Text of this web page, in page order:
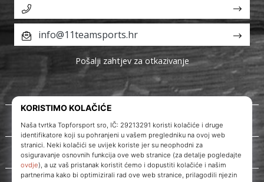
O nama
Korisnička podrška
info@11teamsports.hr
Pošalji zahtjev za otkazivanje